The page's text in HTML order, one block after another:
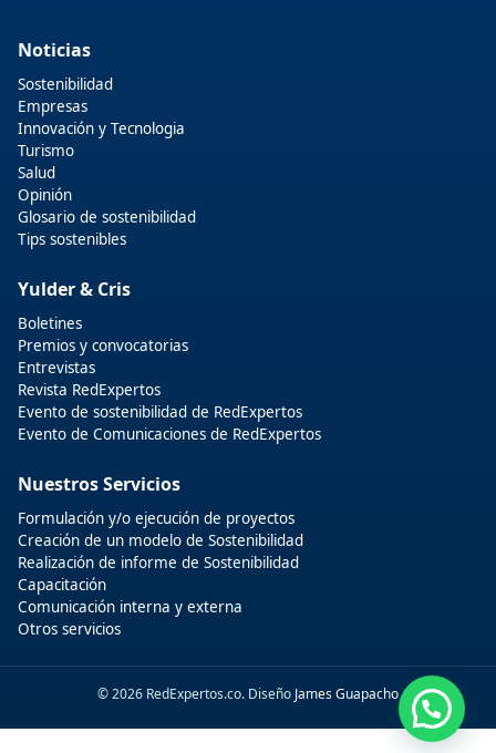
Noticias
Sostenibilidad
Empresas
Innovación y Tecnologia
Turismo
Salud
Opinión
Glosario de sostenibilidad
Tips sostenibles
Yulder & Cris
Boletines
Premios y convocatorias
Entrevistas
Revista RedExpertos
Evento de sostenibilidad de RedExpertos
Evento de Comunicaciones de RedExpertos
Nuestros Servicios
Formulación y/o ejecución de proyectos
Creación de un modelo de Sostenibilidad
Realización de informe de Sostenibilidad
Capacitación
Comunicación interna y externa
Otros servicios
© 2026 RedExpertos.co. Diseño James Guapacho